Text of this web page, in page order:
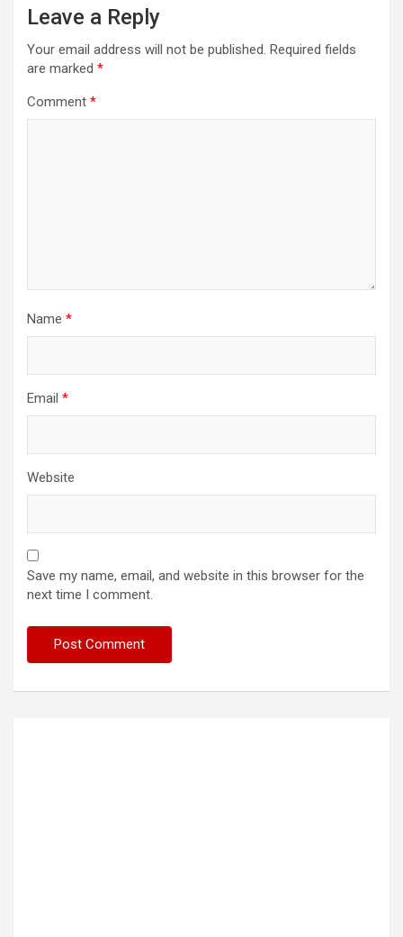
Leave a Reply
Your email address will not be published. Required fields
are marked *
Comment *
Name *
Email *
Website
Save my name, email, and website in this browser for the
next time I comment.